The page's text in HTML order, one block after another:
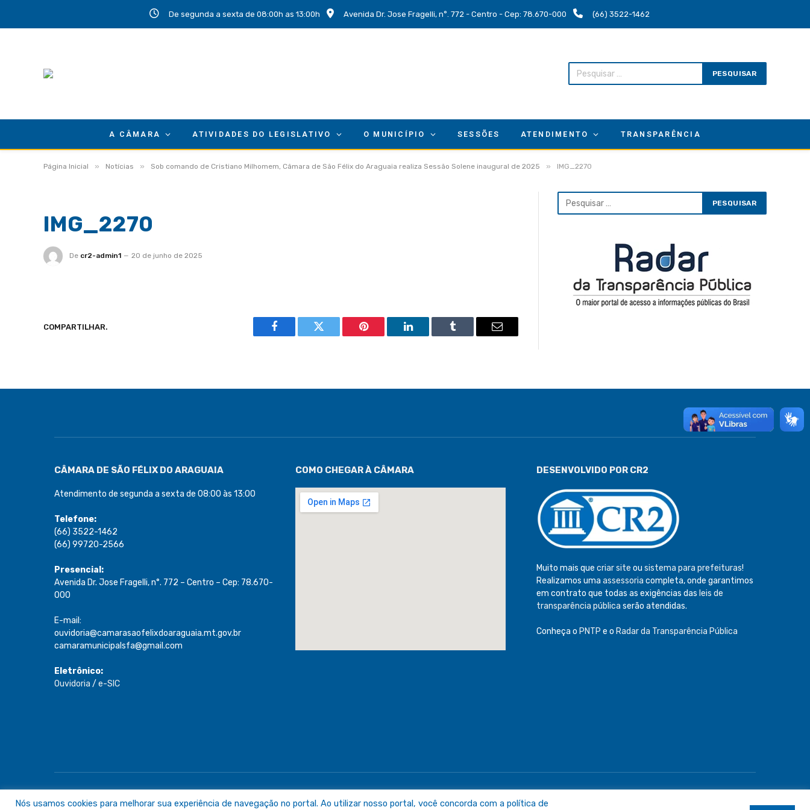
De segunda a sexta de 08:00h as 13:00h Avenida Dr. Jose Fragelli, n°. 772 - Centro - Cep: 78.670-000 (66) 3522-1462
A CÂMARA ATIVIDADES DO LEGISLATIVO O MUNICÍPIO SESSÕES ATENDIMENTO TRANSPARÊNCIA
Página Inicial » Notícias » Sob comando de Cristiano Milhomem, Câmara de São Félix do Araguaia realiza Sessão Solene inaugural de 2025 » IMG_2270
IMG_2270
De cr2-admin1 20 de junho de 2025
COMPARTILHAR.
Facebook Twitter Pinterest LinkedIn Tumblr Email
CÂMARA DE SÃO FÉLIX DO ARAGUAIA
Atendimento de segunda a sexta de 08:00 às 13:00
Telefone:
(66) 3522-1462
(66) 99720-2566
Presencial:
Avenida Dr. Jose Fragelli, n°. 772 – Centro – Cep: 78.670-
000
E-mail:
ouvidoria@camarasaofelixdoaraguaia.mt.gov.br
camaramunicipalsfa@gmail.com
Eletrônico:
Ouvidoria / e-SIC
COMO CHEGAR À CÂMARA DESENVOLVIDO POR CR2
Muito mais que criar site ou sistema para prefeituras!
Realizamos uma assessoria completa, onde garantimos
em contrato que todas as exigências das leis de
transparência pública serão atendidas.
Conheça o PNTP e o Radar da Transparência Pública
Nós usamos cookies para melhorar sua experiência de navegação no portal. Ao utilizar nosso portal, você concorda com a política de